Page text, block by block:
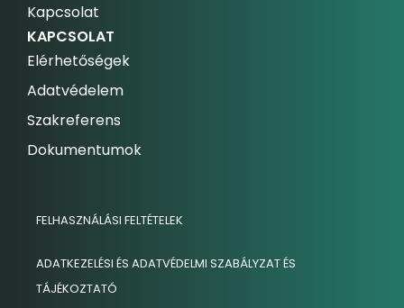
Kapcsolat
KAPCSOLAT
Elérhetőségek
Adatvédelem
Szakreferens
Dokumentumok
FELHASZNÁLÁSI FELTÉTELEK
ADATKEZELÉSI ÉS ADATVÉDELMI SZABÁLYZAT ÉS
TÁJÉKOZTATÓ